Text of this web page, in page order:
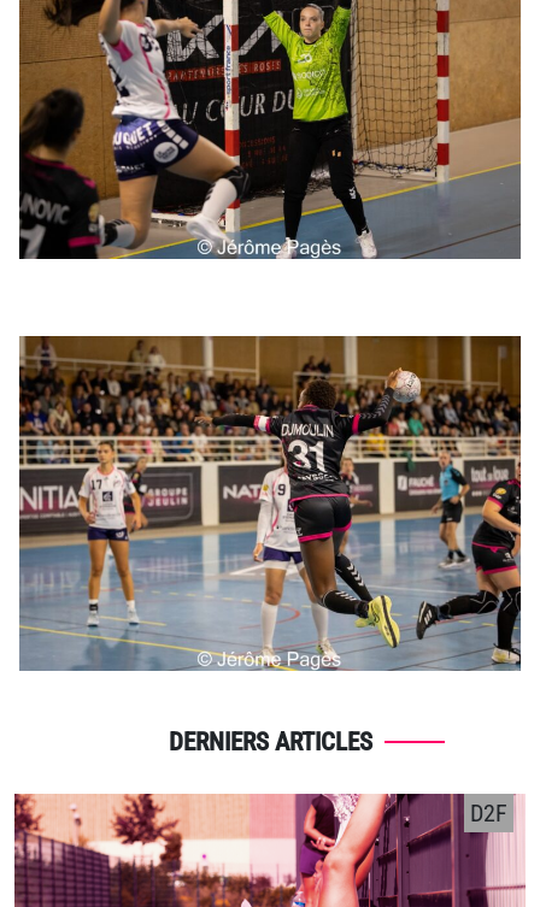
DERNIERS ARTICLES
D2F